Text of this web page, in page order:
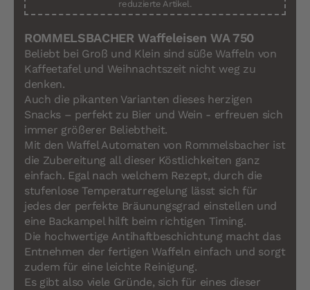
reduzierte Artikel.
ROMMELSBACHER Waffeleisen WA 750
Beliebt bei Groß und Klein sind süße Waffeln von
Kaffeetafel und Weihnachtszeit nicht weg zu
denken.
Auch die pikanten Varianten dieses herzigen
Snacks – perfekt zu Bier und Wein - erfreuen sich
immer größerer Beliebtheit.
Mit den Waffel Automaten von Rommelsbacher ist
die Zubereitung all dieser Köstlichkeiten ganz
einfach. Egal nach welchem Rezept, durch die
stufenlose Temperaturregelung lässt sich für
jedes der perfekte Bräunungsgrad einstellen und
eine Backampel hilft beim richtigen Timing.
Die hochwertige Antihaftbeschichtung macht das
Entnehmen der fertigen Waffeln einfach und sorgt
zudem für eine leichte Reinigung.
Es gibt also viele Gründe, sich für eines dieser